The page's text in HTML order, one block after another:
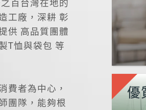
百台灣在地的
工廠，深耕 彰
供 高品質團體
T恤與袋包 等
費者為中心，
團隊，能夠根
優